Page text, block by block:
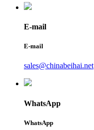
E-mail
E-mail
sales@chinabeihai.net
WhatsApp
WhatsApp